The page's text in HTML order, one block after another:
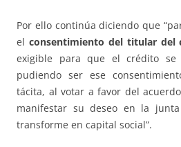
Por ello continúa diciendo que
el consentimiento del titular del
exigible para que el crédito se
pudiendo ser ese
tácita, al votar a favor del
manifestar su deseo en la
transforme en capital social”.